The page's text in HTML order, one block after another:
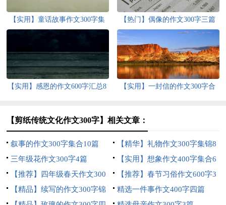
【实用】童话故事作文300字集
【热门】偶像的作文300字三篇
【实用】感恩的作文600字汇总8
【实用】一封信的作文300字合
【剪纸传统文化作文300字】相关文章：
叙事的作文300字集合10篇
【精华】礼物作文300字集锦8
篇
三年级花作文300字4篇
【实用】想象作文400字集合6
篇
【推荐】四年级春天作文300
字汇总10篇
【推荐】春节习俗作文600字3
篇
【精品】续写的作文300字锦
精选一件事作文400字四篇